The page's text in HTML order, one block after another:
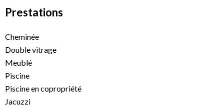
Prestations
Cheminée
Double vitrage
Meublé
Piscine
Piscine en copropriété
Jacuzzi